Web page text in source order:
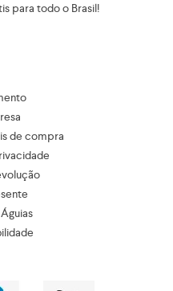
para todo o Brasil!
de compra